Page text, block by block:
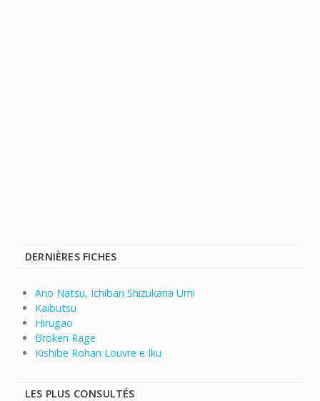
DERNIÈRES FICHES
Ano Natsu, Ichiban Shizukana Umi
Kaibutsu
Hirugao
Broken Rage
Kishibe Rohan Louvre e Iku
LES PLUS CONSULTÉS